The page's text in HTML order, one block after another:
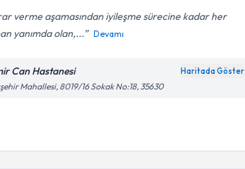
verme aşamasından iyileşme sürecine kadar her
yanımda olan,...
Devamı
Can Hastanesi Haritada Göster
Mahallesi, 8019/16 Sokak No:18, 35630